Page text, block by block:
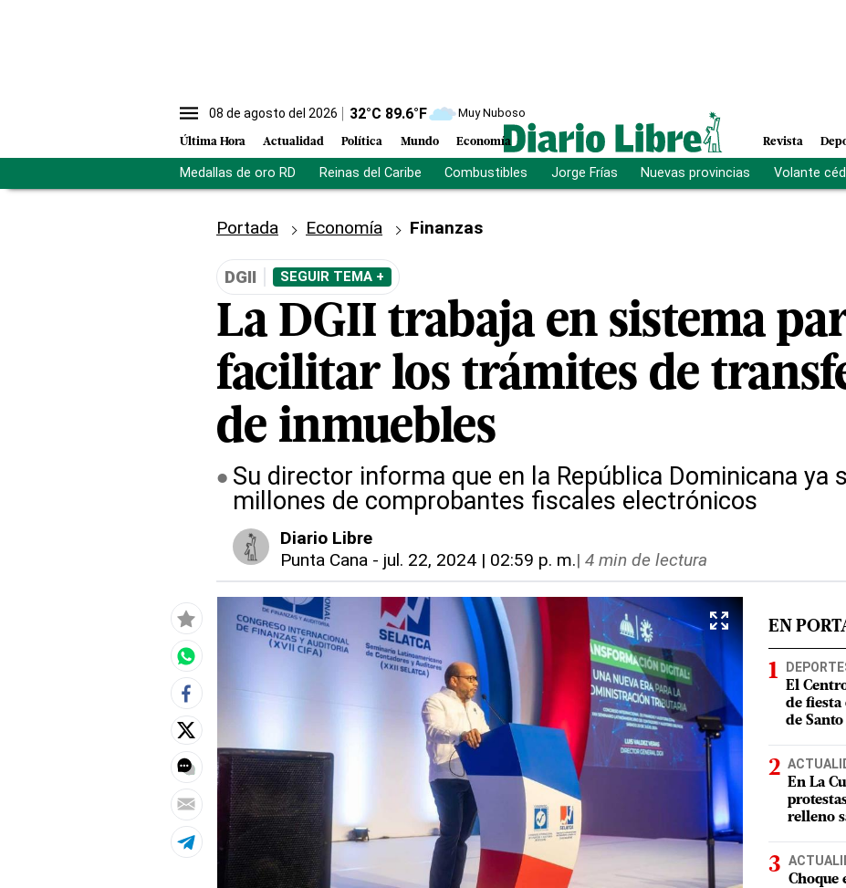
08 de agosto del 2026 32°C 89.6°F Muy Nuboso
Última Hora Actualidad Política Mundo Economía Revista
Medallas de oro RD Reinas del Caribe Combustibles Jorge Frías Nuevas provincias Volante
Portada Economía Finanzas
DGII SEGUIR TEMA +
La DGII trabaja en sistema
facilitar los trámites de
de inmuebles
Su director informa que en la República Dominicana ya
millones de comprobantes fiscales electrónicos
Diario Libre
Punta Cana - jul. 22, 2024 | 02:59 p. m.| 4 min de lectura
EN
El
de fiesta
de
En La
relleno
Choque